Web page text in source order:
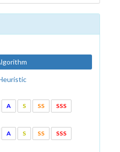
A S SS SSS
A S SS SSS